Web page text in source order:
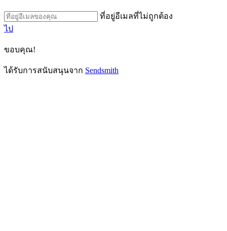
ที่อยู่อีเมลที่ไม่ถูกต้อง
ไป
ขอบคุณ!
ได้รับการสนับสนุนจาก Sendsmith